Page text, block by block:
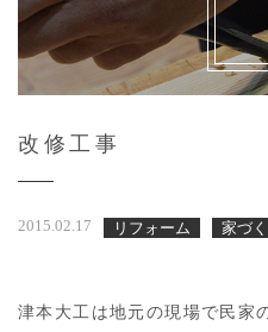
改修工事
2015.02.17 リフォーム 家づ
津本大工は地元の現場で民家